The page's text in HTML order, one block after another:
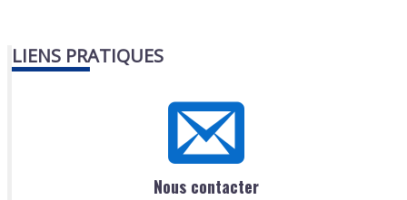
LIENS PRATIQUES
Nous contacter